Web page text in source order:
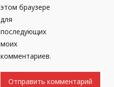
этом браузере
для
последующих
моих
комментариев.